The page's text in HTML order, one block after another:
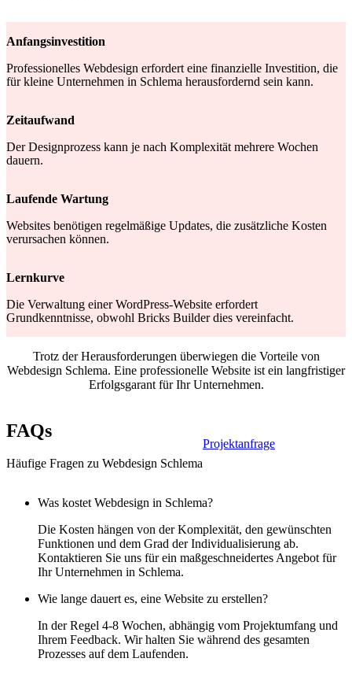
Anfangsinvestition
Professionelles Webdesign erfordert eine finanzielle Investition, die
für kleine Unternehmen in Schlema herausfordernd sein kann.
Zeitaufwand
Der Designprozess kann je nach Komplexität mehrere Wochen
dauern.
Laufende Wartung
Websites benötigen regelmäßige Updates, die zusätzliche Kosten
verursachen können.
Lernkurve
Die Verwaltung einer WordPress-Website erfordert
Grundkenntnisse, obwohl Bricks Builder dies vereinfacht.
Trotz der Herausforderungen überwiegen die Vorteile von
Webdesign Schlema. Eine professionelle Website ist ein langfristiger
Erfolgsgarant für Ihr Unternehmen.
FAQs
Häufige Fragen zu Webdesign Schlema
Projektanfrage
Was kostet Webdesign in Schlema?
Die Kosten hängen von der Komplexität, den gewünschten
Funktionen und dem Grad der Individualisierung ab.
Kontaktieren Sie uns für ein maßgeschneidertes Angebot für
Ihr Unternehmen in Schlema.
Wie lange dauert es, eine Website zu erstellen?
In der Regel 4-8 Wochen, abhängig vom Projektumfang und
Ihrem Feedback. Wir halten Sie während des gesamten
Prozesses auf dem Laufenden.